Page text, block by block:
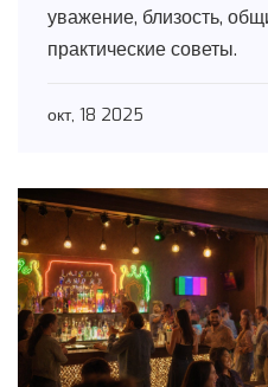
уважение, близость,
практические советы.
окт, 18 2025